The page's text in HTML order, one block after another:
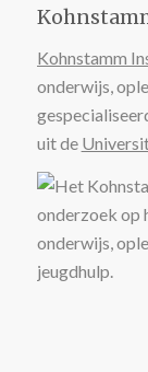
Kohnstamm
onderwijs,
uit de